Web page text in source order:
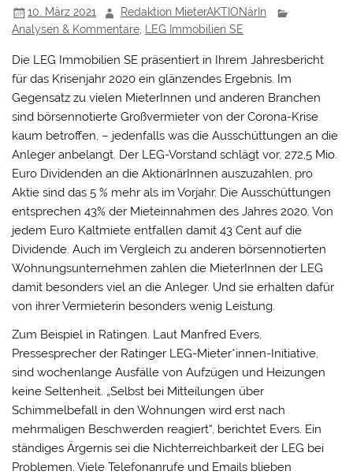
10. März 2021
Redaktion MieterAKTIONärIn
Analysen & Kommentare
LEG Immobilien SE
Die LEG Immobilien SE präsentiert in Ihrem Jahresbericht
für das Krisenjahr 2020 ein glänzendes Ergebnis. Im
Gegensatz zu vielen MieterInnen und anderen Branchen
sind börsennotierte Großvermieter von der Corona-Krise
kaum betroffen, – jedenfalls was die Ausschüttungen an die
Anleger anbelangt. Der LEG-Vorstand schlägt vor, 272,5 Mio.
Euro Dividenden an die AktionärInnen auszuzahlen, pro
Aktie sind das 5 % mehr als im Vorjahr. Die Ausschüttungen
entsprechen 43% der Mieteinnahmen des Jahres 2020. Von
jedem Euro Kaltmiete entfallen damit 43 Cent auf die
Dividende. Auch im Vergleich zu anderen börsennotierten
Wohnungsunternehmen zahlen die MieterInnen der LEG
damit besonders viel an die Anleger. Und sie erhalten dafür
von ihrer Vermieterin besonders wenig Leistung.
Zum Beispiel in Ratingen. Laut Manfred Evers,
Pressesprecher der Ratinger LEG-Mieter*innen-Initiative,
sind wochenlange Ausfälle von Aufzügen und Heizungen
keine Seltenheit. „Selbst bei Mitteilungen über
Schimmelbefall in den Wohnungen wird erst nach
mehrmaligen Beschwerden reagiert“, berichtet Evers. Ein
ständiges Ärgernis sei die Nichterreichbarkeit der LEG bei
Problemen. Viele Telefonanrufe und Emails blieben